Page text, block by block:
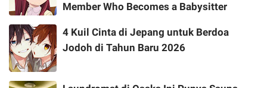
Member Who Becomes a Babysitter
4 Kuil Cinta di Jepang untuk Berdoa
Jodoh di Tahun Baru 2026